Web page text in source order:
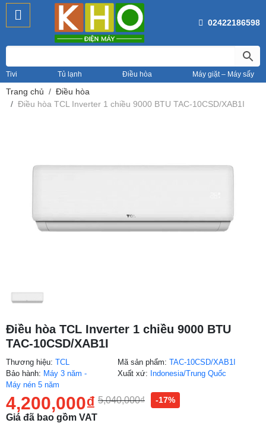
02422186598
Tivi Tủ lạnh Điều hòa Máy giặt – Máy sấy
Trang chủ
Điều hòa
Điều hòa TCL Inverter 1 chiều 9000 BTU TAC-10CSD/XAB1I
Điều hòa TCL Inverter 1 chiều 9000 BTU
TAC-10CSD/XAB1I
Thương hiệu: TCL
Bảo hành: Máy 3 năm -
Máy nén 5 năm
Mã sản phẩm:TAC-10CSD/XAB1I
Xuất xứ: Indonesia/Trung Quốc
4,200,000₫ 5,040,000₫ -17%
Giá đã bao gồm VAT